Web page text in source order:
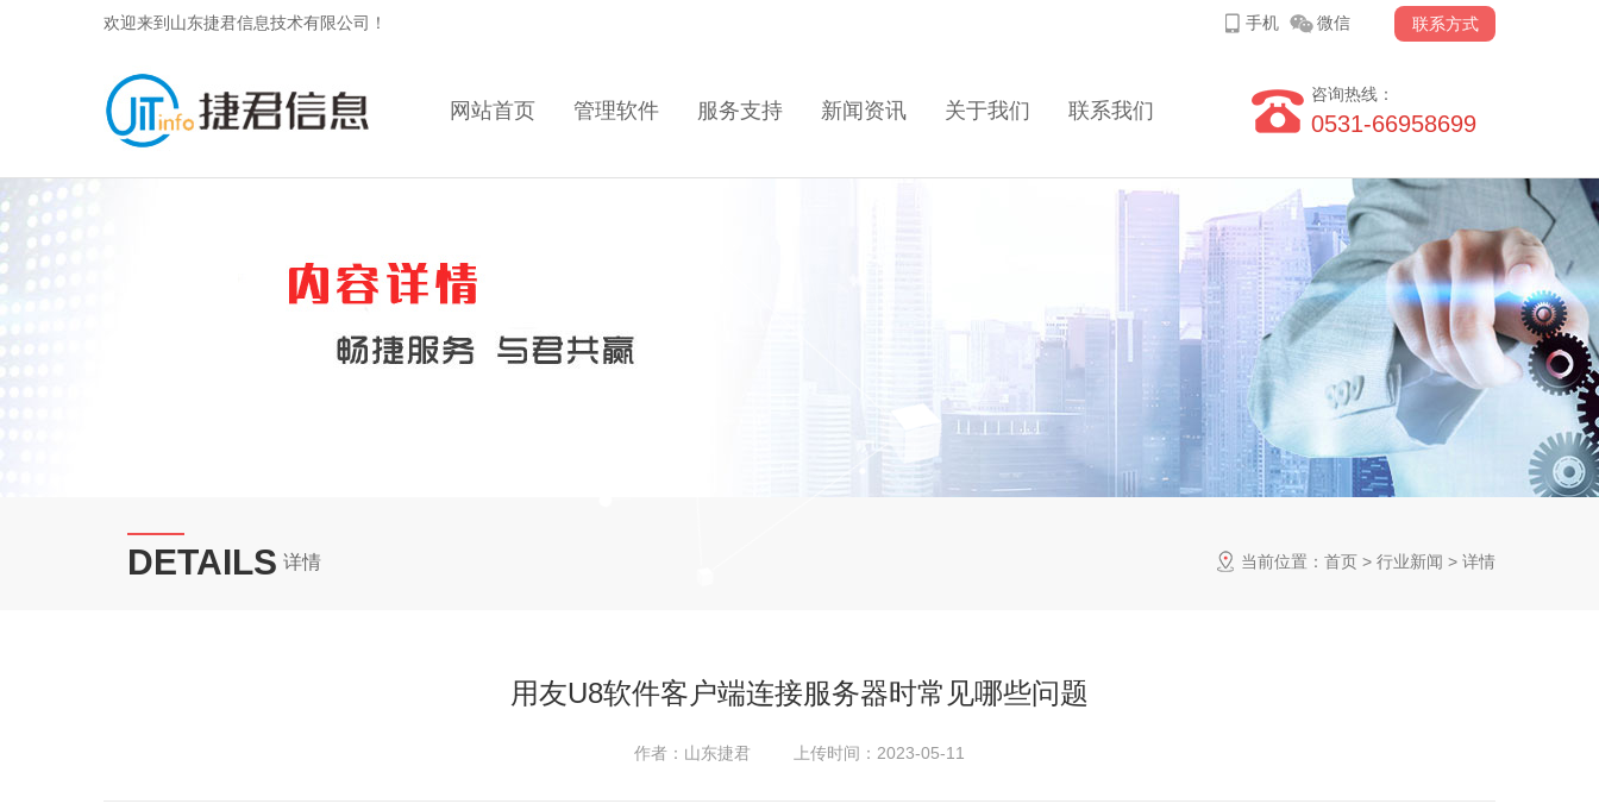
欢迎来到山东捷君信息技术有限公司！ 联系方式
微信
手机
网站首页 管理软件 服务支持 新闻资讯 关于我们 联系我们
咨询热线：
0531-66958699
DETAILS 详情 当前位置： 首页 > 行业新闻 > 详情
用友U8软件客户端连接服务器时常见哪些问题
作者：山东捷君 上传时间：2023-05-11